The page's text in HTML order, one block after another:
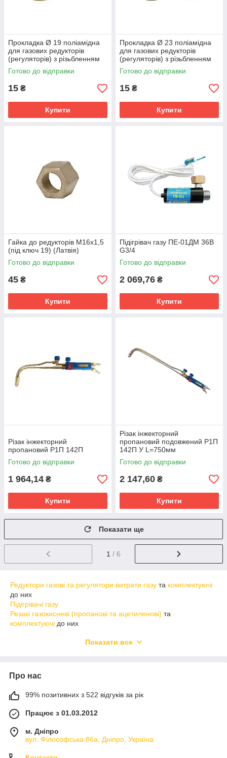
Прокладка Ø 19 поліамідна
для газових редукторів
(регуляторів) з різьбленням
W21.8 (Сп21,8) (Латвія)
Готово до відправки
15 ₴
Купити
Прокладка Ø 23 поліамідна
для газових редукторів
(регуляторів) з різьбленням
G3/4 (Латвія)
Готово до відправки
15 ₴
Купити
Гайка до редукторів М16х1,5
(під ключ 19) (Латвія)
Готово до відправки
45 ₴
Купити
Підігрівач газу ПЕ-01ДМ 36В
G3/4
Готово до відправки
2 069,76 ₴
Купити
Різак інжекторний
пропановий Р1П 142П
Готово до відправки
1 964,14 ₴
Купити
Різак інжекторний
пропановий подовжений Р1П
142П У L=750мм
Готово до відправки
2 147,60 ₴
Купити
Показати ще
1 / 6
Редуктори газові та регулятори витрати газу та комплектуючі
до них
Підігрівачі газу
Резакі газокисневі (пропанові та ацетиленові) та
комплектуючі до них
Прутки присадочні для газокисневого зварювання
Показати все
Про нас
99% позитивних з 522 відгуків за рік
Працює з 01.03.2012
м. Дніпро
вул. Філософська 86а, Дніпро, Україна